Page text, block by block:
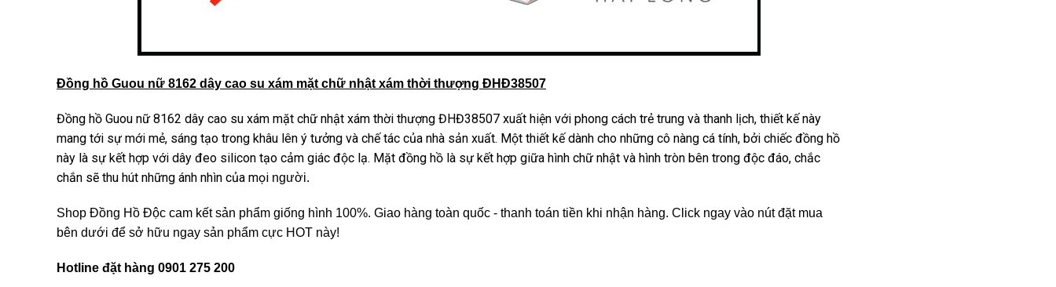
Đồng hồ Guou nữ 8162 dây cao su xám mặt chữ nhật xám thời thượng ĐHĐ38507
Đồng hồ Guou nữ 8162 dây cao su xám mặt chữ nhật xám thời thượng ĐHĐ38507 xuất hiện với phong cách trẻ trung và thanh lịch, thiết kế này
mang tới sự mới mẻ, sáng tạo trong khâu lên ý tưởng và chế tác của nhà sản xuất. Một thiết kế dành cho những cô nàng cá tính, bởi chiếc đồng hồ
này là sự kết hợp với dây đeo silicon tạo cảm giác độc lạ. Mặt đồng hồ là sự kết hợp giữa hình chữ nhật và hình tròn bên trong độc đáo, chắc
chắn sẽ thu hút những ánh nhìn của mọi người.
Shop Đồng Hồ Độc cam kết sản phẩm giống hình 100%. Giao hàng toàn quốc - thanh toán tiền khi nhận hàng. Click ngay vào nút đặt mua
bên dưới để sở hữu ngay sản phẩm cực HOT này!
Hotline đặt hàng 0901 275 200